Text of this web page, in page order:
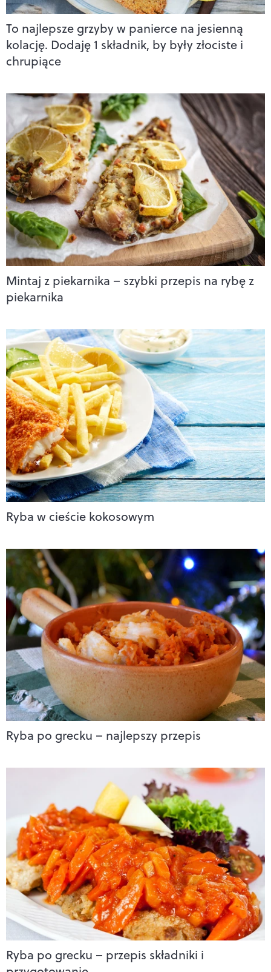
To najlepsze grzyby w panierce na jesienną
kolację. Dodaję 1 składnik, by były złociste i
chrupiące
Mintaj z piekarnika – szybki przepis na rybę z
piekarnika
Ryba w cieście kokosowym
Ryba po grecku – najlepszy przepis
Ryba po grecku – przepis składniki i